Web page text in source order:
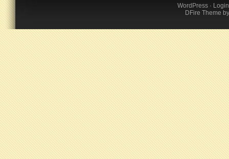
WordPress· Login
DFire Theme